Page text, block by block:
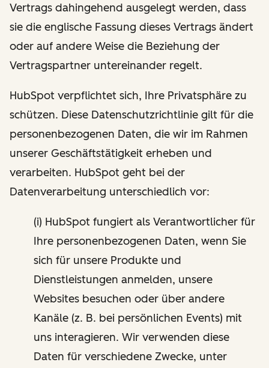
Vertrags dahingehend ausgelegt werden, dass
sie die englische Fassung dieses Vertrags ändert
oder auf andere Weise die Beziehung der
Vertragspartner untereinander regelt.
HubSpot verpflichtet sich, Ihre Privatsphäre zu
schützen. Diese Datenschutzrichtlinie gilt für die
personenbezogenen Daten, die wir im Rahmen
unserer Geschäftstätigkeit erheben und
verarbeiten. HubSpot geht bei der
Datenverarbeitung unterschiedlich vor:
(i) HubSpot fungiert als Verantwortlicher für
Ihre personenbezogenen Daten, wenn Sie
sich für unsere Produkte und
Dienstleistungen anmelden, unsere
Websites besuchen oder über andere
Kanäle (z. B. bei persönlichen Events) mit
uns interagieren. Wir verwenden diese
Daten für verschiedene Zwecke, unter